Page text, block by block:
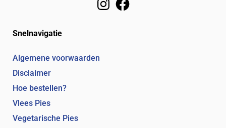
Snelnavigatie
Algemene voorwaarden
Disclaimer
Hoe bestellen?
Vlees Pies
Vegetarische Pies